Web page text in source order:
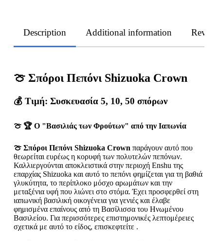
Description Additional information
🍈 Σπόροι Πεπόνι Shizuoka Crown
💰 Τιμή: Συσκευασία 5, 10, 50 σπόρων
🍈 🏆 Ο "Βασιλιάς των Φρούτων" από την Ιαπωνία
🍈 Σπόροι Πεπόνι Shizuoka Crown παράγουν αυτό που
θεωρείται ευρέως η κορυφή των πολυτελών πεπόνων.
Καλλιεργούνται αποκλειστικά στην περιοχή Enshu της
επαρχίας Shizuoka και αυτό το πεπόνι φημίζεται για τη βαθιά
γλυκύτητα, το περίπλοκο μόσχο αρωμάτων και την
μεταξένια υφή που λιώνει στο στόμα. Έχει προσφερθεί στη
ιαπωνική βασιλική οικογένεια για γενιές και έλαβε
φημισμένα επαίνους από τη Βασίλισσα του Ηνωμένου
Βασιλείου. Για περισσότερες επιστημονικές λεπτομέρειες
σχετικά με αυτό το είδος, επισκεφτείτε .